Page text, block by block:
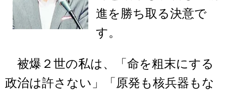
進を勝ち取る決意で
す。
被爆２世の私は、「命を粗末にする
政治は許さない」「原発も核兵器もな